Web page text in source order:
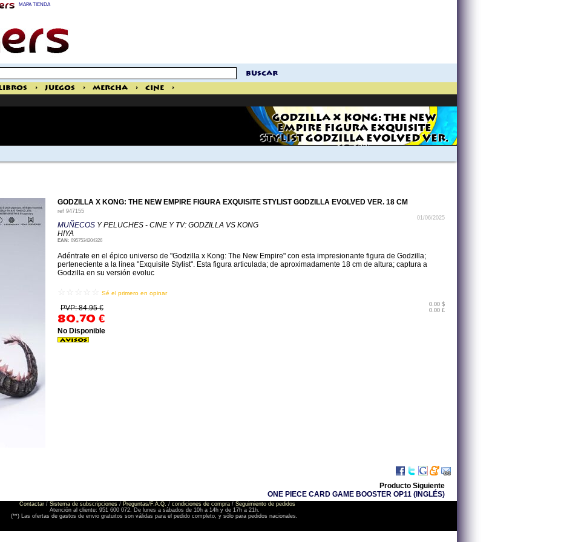
MAPA TIENDA
buscar
Libros > Juegos > Mercha > Cine
>
GODZILLA X KONG: THE NEW
EMPIRE FIGURA EXQUISITE
STYLIST GODZILLA EVOLVED VER.
18 CM
GODZILLA X KONG: THE NEW EMPIRE FIGURA EXQUISITE STYLIST GODZILLA EVOLVED VER. 18 CM
ref 947155
01/06/2025
MUÑECOS Y PELUCHES - CINE Y TV: GODZILLA VS KONG
HIYA
EAN: 6957534204326
Adéntrate en el épico universo de "Godzilla x Kong: The New Empire" con esta impresionante figura de Godzilla;
perteneciente a la línea "Exquisite Stylist". Esta figura articulada; de aproximadamente 18 cm de altura; captura a
Godzilla en su versión evoluc
Sé el primero en opinar
PVP: 84.95 €
80.70 €
0.00 $
0.00 £
No Disponible
Producto Siguiente
ONE PIECE CARD GAME BOOSTER OP11 (INGLÉS)
Contactar / Sistema de subscripciones / Preguntas/F.A.Q. / condiciones de compra / Seguimiento de pedidos
Atención al cliente: 951 600 072. De lunes a sábados de 10h a 14h y de 17h a 21h.
(**) Las ofertas de gastos de envio gratuitos son válidas para el pedido completo, y sólo para pedidos nacionales.